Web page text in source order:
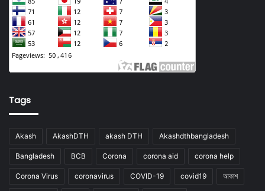
Tags
Akash AkashDTH akash DTH Akashdthbangladesh
Bangladesh BCB Corona corona aid corona help
Corona Virus coronavirus COVID-19 covid19 আকাশ